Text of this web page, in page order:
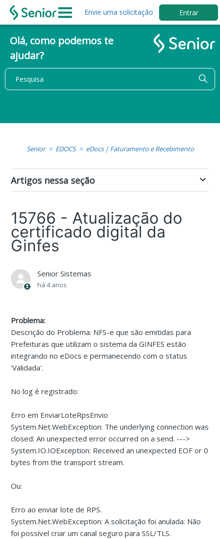
Envie uma solicitação Entrar
Olá, como podemos te
ajudar?
Senior EDOCS eDocs | Faturamento e Recebimento
Artigos nessa seção
15766 - Atualização do
certificado digital da
Ginfes
Senior Sistemas
há 4 anos
Problema:
Descrição do Problema: NFS-e que são emitidas para
Prefeituras que utilizam o sistema da GINFES estão
integrando no eDocs e permanecendo com o status
'Validada'.
No log é registrado:
Erro em EnviarLoteRpsEnvio
System.Net.WebException: The underlying connection was
closed: An unexpected error occurred on a send. --->
System.IO.IOException: Received an unexpected EOF or 0
bytes from the transport stream.
Ou:
Erro ao enviar lote de RPS.
System.Net.WebException: A solicitação foi anulada: Não
foi possível criar um canal seguro para SSL/TLS.